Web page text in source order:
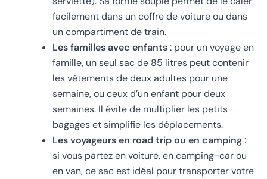
facilement dans un coffre de voiture ou dans
un compartiment de train.
Les familles avec enfants: pour un voyage en
famille, un seul sac de 85 litres peut contenir
les vêtements de deux adultes pour une
semaine, ou ceux d’un enfant pour deux
semaines. Il évite de multiplier les petits
bagages et simplifie les déplacements.
Les voyageurs en road trip ou en camping:
si vous partez en voiture, en camping-car ou
en van, ce sac est idéal pour transporter votre